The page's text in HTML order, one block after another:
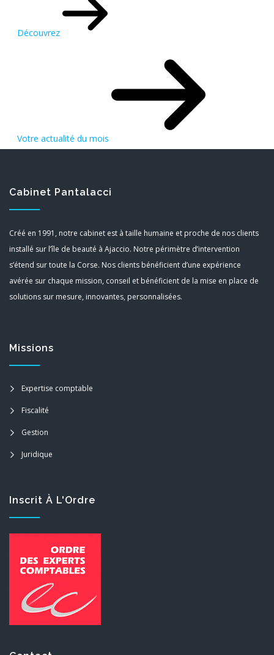
Découvrez
Votre actualité du mois
Cabinet Pantalacci
Créé en 1991, notre cabinet est à taille humaine et proche de nos clients
installé sur l’île de beauté à Ajaccio. Notre périmètre d’intervention
s’étend sur toute la Corse. Nos clients bénéficient d’une expérience
avérée sur chaque mission, conseil et bénéficient de la mise en place de
solutions sur mesure, innovantes, personnalisées.
Missions
Expertise comptable
Fiscalité
Gestion
Juridique
Inscrit À L'Ordre